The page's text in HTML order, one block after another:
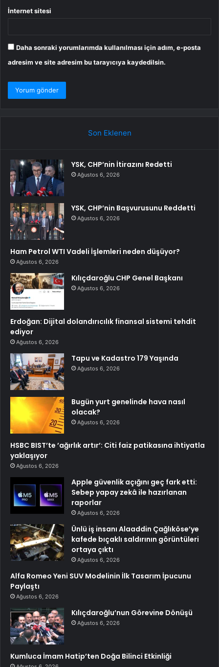
İnternet sitesi
Daha sonraki yorumlarımda kullanılması için adım, e-posta
adresim ve site adresim bu tarayıcıya kaydedilsin.
Son Eklenen
YSK, CHP’nin İtirazını Redetti
Ağustos 6, 2026
YSK, CHP’nin Başvurusunu Reddetti
Ağustos 6, 2026
Ham Petrol WTI Vadeli İşlemleri neden düşüyor?
Ağustos 6, 2026
Kılıçdaroğlu CHP Genel Başkanı
Ağustos 6, 2026
Erdoğan: Dijital dolandırıcılık finansal sistemi tehdit
ediyor
Ağustos 6, 2026
Tapu ve Kadastro 179 Yaşında
Ağustos 6, 2026
Bugün yurt genelinde hava nasıl
olacak?
Ağustos 6, 2026
HSBC BIST’te ’ağırlık artır’: Citi faiz patikasına ihtiyatla
yaklaşıyor
Ağustos 6, 2026
Apple güvenlik açığını geç fark etti:
Sebep yapay zekâ ile hazırlanan
raporlar
Ağustos 6, 2026
Ünlü iş insanı Alaaddin Çağlıköse’ye
kafede bıçaklı saldırının görüntüleri
ortaya çıktı
Ağustos 6, 2026
Alfa Romeo Yeni SUV Modelinin İlk Tasarım İpucunu
Paylaştı
Ağustos 6, 2026
Kılıçdaroğlu’nun Görevine Dönüşü
Ağustos 6, 2026
Kumluca İmam Hatip’ten Doğa Bilinci Etkinliği